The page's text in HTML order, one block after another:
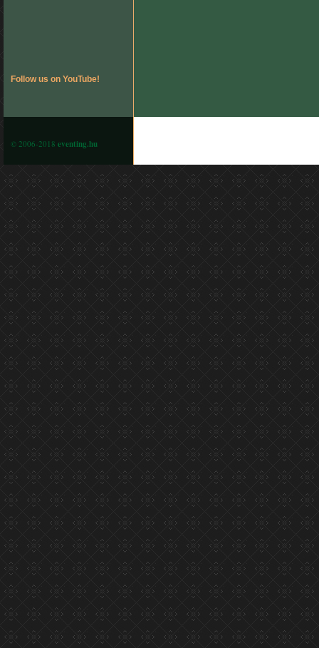
Follow us on YouTube!
© 2006-2018 eventing.hu